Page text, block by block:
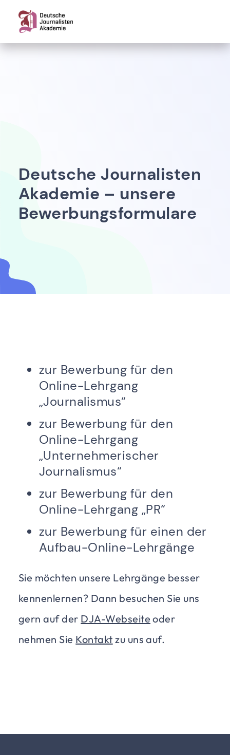
Aufbaukurse
Deutsche Journalisten
Akademie – unsere
Bewerbungsformulare
zur Bewerbung für den
Online-Lehrgang
„Journalismus“
zur Bewerbung für den
Online-Lehrgang
„Unternehmerischer
Journalismus“
zur Bewerbung für den
Online-Lehrgang „PR“
zur Bewerbung für einen der
Aufbau-Online-Lehrgänge
Sie möchten unsere Lehrgänge besser
kennenlernen? Dann besuchen Sie uns
gern auf der DJA-Webseite oder
nehmen Sie Kontakt zu uns auf.